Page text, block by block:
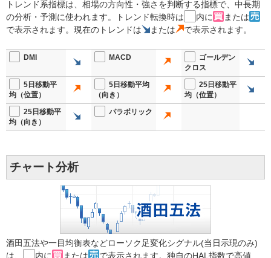
トレンド系指標は、相場の方向性・強さを判断する指標で、中長期
の分析・予測に使われます。トレンド転換時は
内に
または
で表示されます。現在のトレンドは
または で表示されます。
DMI MACD
ゴールデン
クロス
5日移動平
均（位置）
5日移動平均
（向き）
25日移動平
均（位置）
25日移動平
均（向き）
パラボリック
チャート分析
酒田五法や一目均衡表などローソク足変化シグナル(当日示現のみ)
は、
内に または
で表示されます。独自のHAL指数で高値